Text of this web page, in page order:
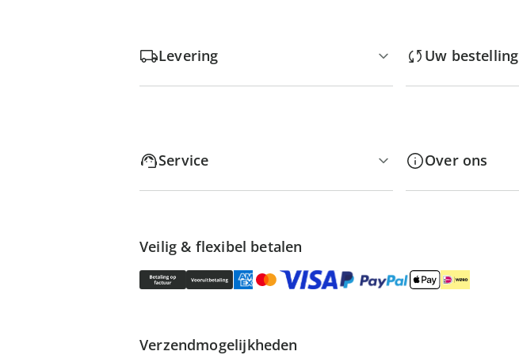
Levering Uw bestelling
Service Over ons
Veilig & flexibel betalen
Verzendmogelijkheden